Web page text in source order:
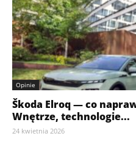
Opinie
Škoda Elroq — co
Wnętrze, technologie...
24 kwietnia 2026